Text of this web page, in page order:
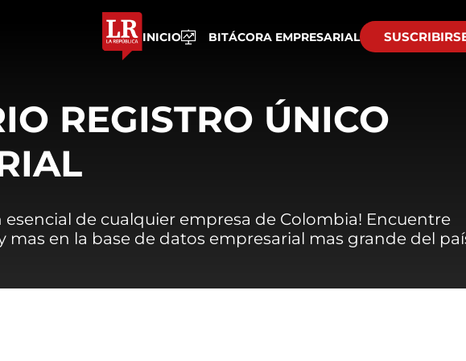
INICIO BITÁCORA EMPRESARIAL
REGISTRO ÚNICO
esencial de cualquier empresa de Colombia! Encuentre
mas en la base de datos empresarial mas grande del